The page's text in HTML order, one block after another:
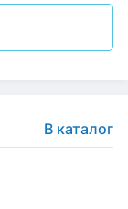
В каталог